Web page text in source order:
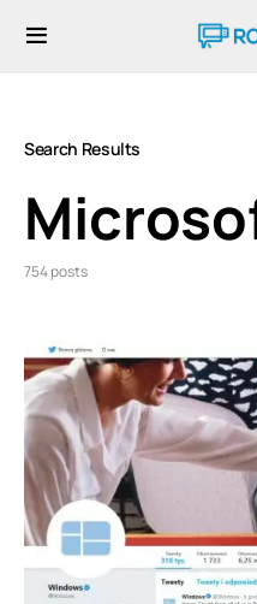
Search Results
754 posts